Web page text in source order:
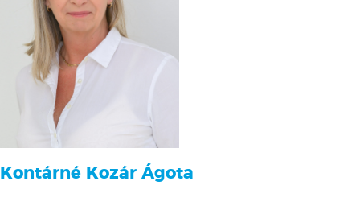
Kontárné Kozár Ágota